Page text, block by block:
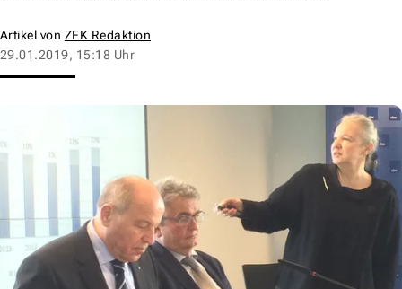
Artikel von ZFK Redaktion
29.01.2019, 15:18 Uhr